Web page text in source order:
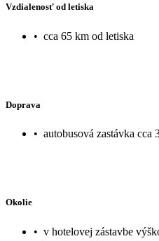
Vzdialenosť od letiska
• cca 65 km od letiska
Doprava
• autobusová zastávka
Okolie
• v hotelovej zástavbe